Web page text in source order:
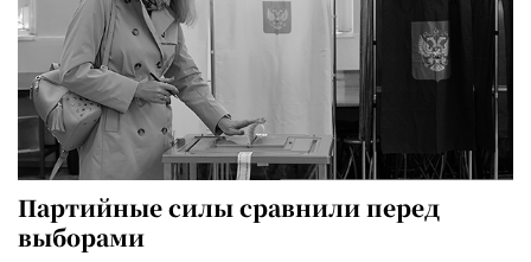
Партийные силы сравнили перед
выборами